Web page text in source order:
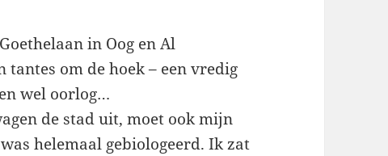
in Oog en Al
tantes om de hoek – een vredig
wel oorlog…
de stad uit, moet ook mijn
helemaal gebiologeerd. Ik zat